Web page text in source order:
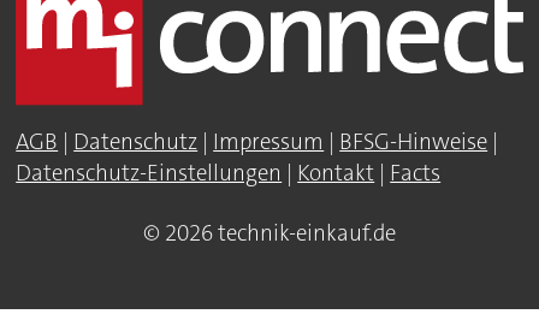
AGB | Datenschutz | Impressum | BFSG-Hinweise |
Datenschutz-Einstellungen | Kontakt | Facts
© 2026 technik-einkauf.de